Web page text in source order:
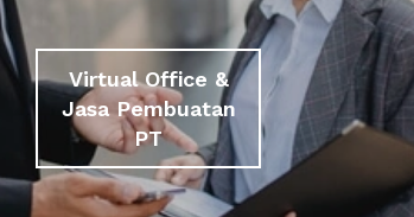
Virtual Office &
Jasa Pembuatan
PT